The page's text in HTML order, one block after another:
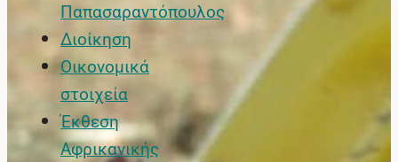
Παπασαραντόπουλος
Διοίκηση
Οικονομικά
στοιχεία
Έκθεση
Αφρικανικής